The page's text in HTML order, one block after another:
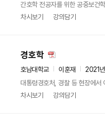
간호학 전공자를 위한 공중보건학
차시보기
강의담기
경호학
호남대학교 이훈재
2021
대통령경호처, 경찰 등 현장에서
차시보기
강의담기